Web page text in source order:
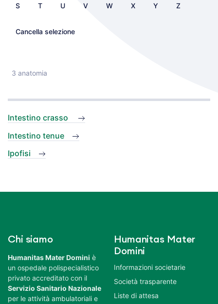
S T U V W X Y Z
Cancella selezione
3 anatomia
Intestino crasso
Intestino tenue
Ipofisi
Chi siamo
Humanitas Mater Domini è
un ospedale polispecialistico
privato accreditato con il
Servizio Sanitario Nazionale
per le attività ambulatoriali e
Humanitas Mater
Domini
Informazioni societarie
Società trasparente
Liste di attesa